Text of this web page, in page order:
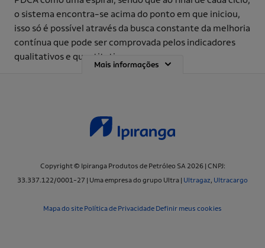
o sistema encontra-se acima do ponto em que iniciou,
isso só é possível através da busca constante da melhoria
contínua que pode ser comprovada pelos indicadores
qualitativos e quantitativos.
Mais informações
Copyright © Ipiranga Produtos de Petróleo SA 2026 | CNPJ:
33.337.122/0001-27 | Uma empresa do grupo Ultra | Ultragaz, Ultracargo
Mapa do site Política de Privacidade Definir meus cookies